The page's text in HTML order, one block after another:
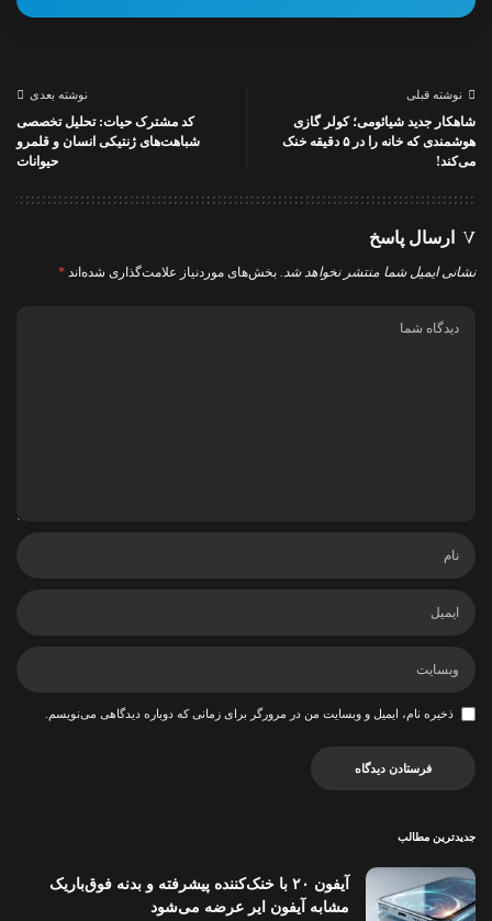
نوشته قبلی
شاهکار جدید شیائومی؛ کولر گازی
هوشمندی که خانه را در ۵ دقیقه خنک
می‌کند!
نوشته بعدی
کد مشترک حیات: تحلیل تخصصی
شباهت‌های ژنتیکی انسان و قلمرو
حیوانات
ارسال پاسخ
نشانی ایمیل شما منتشر نخواهد شد. بخش‌های موردنیاز علامت‌گذاری شده‌اند *
ذخیره نام، ایمیل و وبسایت من در مرورگر برای زمانی که دوباره دیدگاهی می‌نویسم.
جدیدترین مطالب
آیفون ۲۰ با خنک‌کننده پیشرفته و بدنه فوق‌باریک
مشابه آیفون ایر عرضه می‌شود